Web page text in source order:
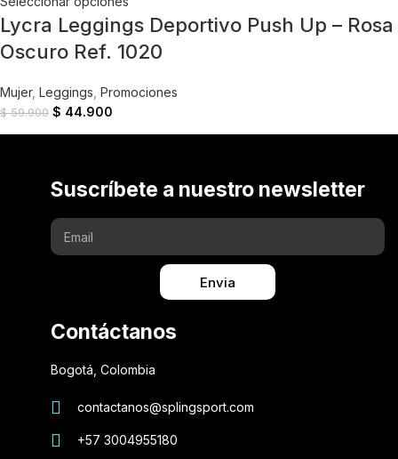
Lycra Leggings Deportivo Push Up – Rosa
Oscuro Ref. 1020
Mujer, Leggings Promociones
$59.900 $ 44.900
Suscríbete a nuestro newsletter
Envia
Contáctanos
Bogotá, Colombia
contactanos@splingsport.com
+57 3004955180